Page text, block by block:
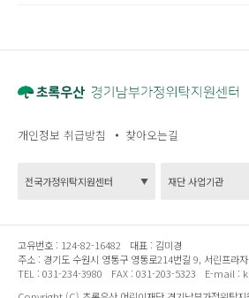
개인정보 취급방침 찾아오는길
고유번호 : 124-82-16482 대표 : 김미경
주소 : 경기도 수원시 영통구 영통로214번길 9, 서린프라
TEL : 031-234-3980 FAX : 031-203-5323 E-mail :